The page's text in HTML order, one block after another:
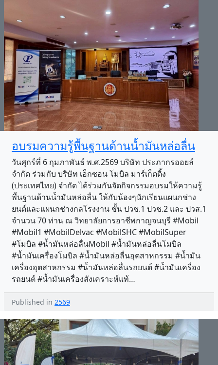
อบรมความรู้พื้นฐานด้านน้ำมันหล่อลื่น
วันศุกร์ที่ 6 กุมภาพันธ์ พ.ศ.2569 บริษัท ประภากรออยล์
จำกัด ร่วมกับ บริษัท เอ็กซอน โมบิล มาร์เก็ตติ้ง
(ประเทศไทย) จำกัด ได้ร่วมกันจัดกิจกรรมอบรมให้ความรู้
พื้นฐานด้านน้ำมันหล่อลื่น ให้กับน้องๆนักเรียนแผนกช่าง
ยนต์และแผนกช่างกลโรงงาน ชั้น ปวช.1 ปวช.2 และ ปวส.1
จำนวน 70 ท่าน ณ วิทยาลัยการอาชีพกาญจนบุรี #Mobil
#Mobil1 #MobilDelvac #MobilSHC #MobilSuper
#โมบิล #น้ำมันหล่อลื่นMobil #น้ำมันหล่อลื่นโมบิล
#น้ำมันเครื่องโมบิล #น้ำมันหล่อลื่นอุตสาหกรรม #น้ำมัน
เครื่องอุตสาหกรรม #น้ำมันหล่อลื่นรถยนต์ #น้ำมันเครื่อง
รถยนต์ #น้ำมันเครื่องสังเคราะห์แท้…
Published in 2569